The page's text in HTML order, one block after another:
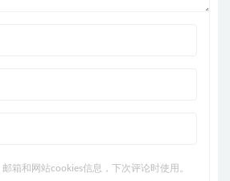
箱和网站cookies信息，下次评论时使用。